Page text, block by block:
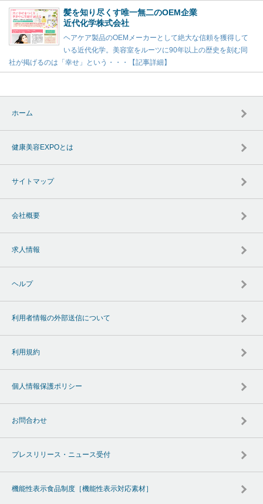
髪を知り尽くす唯一無二のOEM企業
近代化学株式会社
ヘアケア製品のOEMメーカーとして絶大な信頼を獲得して
いる近代化学。美容室をルーツに90年以上の歴史を刻む同
社が掲げるのは「幸せ」という・・・【記事詳細】
ホーム
健康美容EXPOとは
サイトマップ
会社概要
求人情報
ヘルプ
利用者情報の外部送信について
利用規約
個人情報保護ポリシー
お問合わせ
プレスリリース・ニュース受付
機能性表示食品制度［機能性表示対応素材］